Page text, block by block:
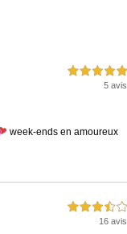
5,0 étoiles sur 5
5 avis
week-ends en amoureux
3,5 étoiles sur 5
16 avis